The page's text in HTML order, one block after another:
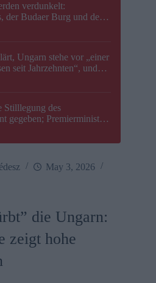
verdunkelt:
der Budaer Burg und der
Ungarn stehe vor „einer
seit Jahrzehnten“, und
Stilllegung des
gegeben; Premierminister
May 3, 2026
die Ungarn:
zeigt hohe